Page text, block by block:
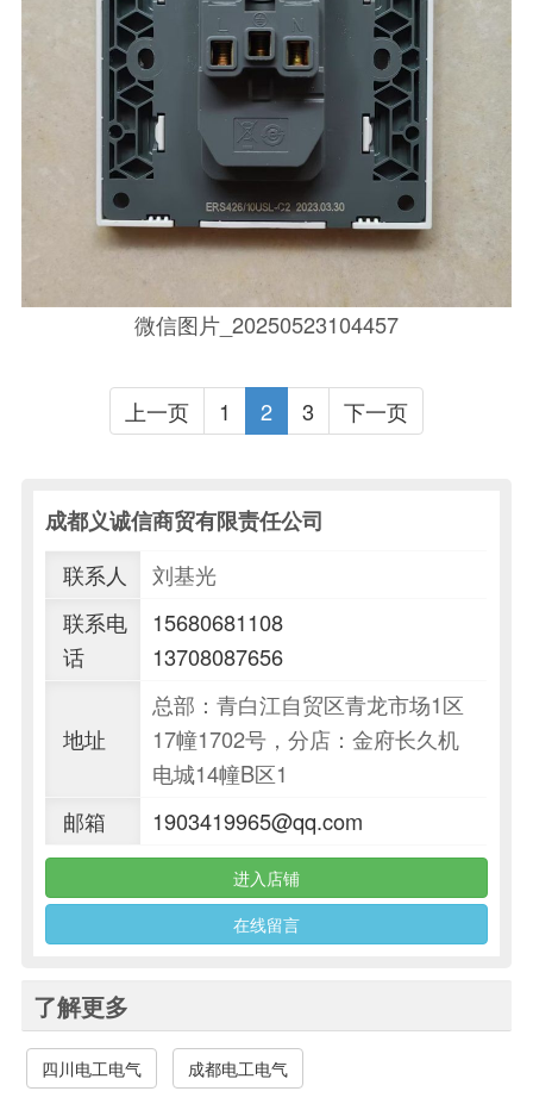
微信图片_20250523104457
上一页 1 2 3 下一页
成都义诚信商贸有限责任公司
联系人
刘基光
联系电
话
15680681108
13708087656
地址
总部：青白江自贸区青龙市场1区
17幢1702号，分店：金府长久机
电城14幢B区1
邮箱
1903419965@qq.com
进入店铺
在线留言
了解更多
四川电工电气 成都电工电气